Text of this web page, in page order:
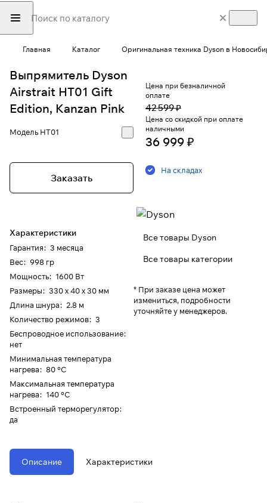
Главная Каталог Оригинальная техника Dyson в
Выпрямитель Dyson
Airstrait HT01 Gift
Edition, Kanzan Pink
МодельHT01
Заказать
Характеристики
Гарантия: 3 месяца
Вес: 998 гр
Мощность: 1600 Вт
Размеры: 330 х 40 х 30 мм
Длина шнура: 2.8 м
Количество режимов: 3
Беспроводное использование:
нет
Минимальная температура
нагрева: 80 °C
Максимальная температура
нагрева: 140 °C
Встроенный терморегулятор:
да
Цена при безналичной
оплате
42 599 ₽
Цена со скидкой при оплате
наличными
36 999 ₽
На складах
Все товары Dyson
Все товары категории
* При заказе цена может
измениться, подробности
уточняйте у менеджеров.
Описание Характеристики